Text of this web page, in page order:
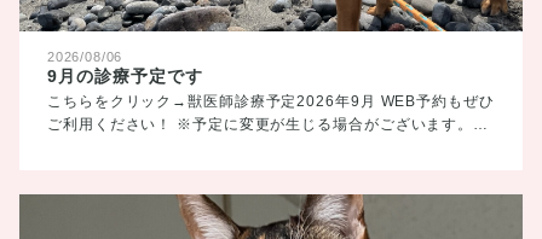
2026/08/06
9月の診療予定です
こちらをクリック→獣医師診療予定2026年9月 WEB予約もぜひ
ご利用ください！ ※予定に変更が生じる場合がございます。…